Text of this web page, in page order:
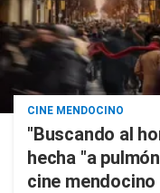
CINE MENDOCINO
"Buscando al
hecha "a
cine mendocino